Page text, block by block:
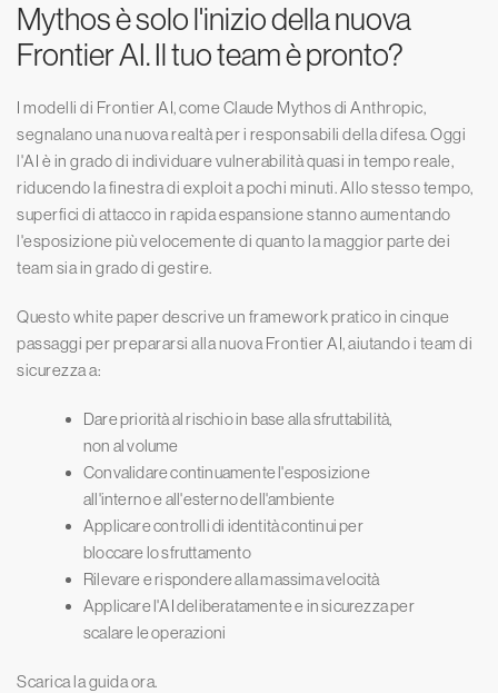
Mythos è solo l'inizio della nuova
Frontier AI. Il tuo team è pronto?
I modelli di Frontier AI, come Claude Mythos di Anthropic,
segnalano una nuova realtà per i responsabili della difesa. Oggi
l'AI è in grado di individuare vulnerabilità quasi in tempo reale,
riducendo la finestra di exploit a pochi minuti. Allo stesso tempo,
superfici di attacco in rapida espansione stanno aumentando
l'esposizione più velocemente di quanto la maggior parte dei
team sia in grado di gestire.
Questo white paper descrive un framework pratico in cinque
passaggi per prepararsi alla nuova Frontier AI, aiutando i team di
sicurezza a:
Dare priorità al rischio in base alla sfruttabilità,
non al volume
Convalidare continuamente l'esposizione
all'interno e all'esterno dell'ambiente
Applicare controlli di identità continui per
bloccare lo sfruttamento
Rilevare e rispondere alla massima velocità
Applicare l'AI deliberatamente e in sicurezza per
scalare le operazioni
Scarica la guida ora.